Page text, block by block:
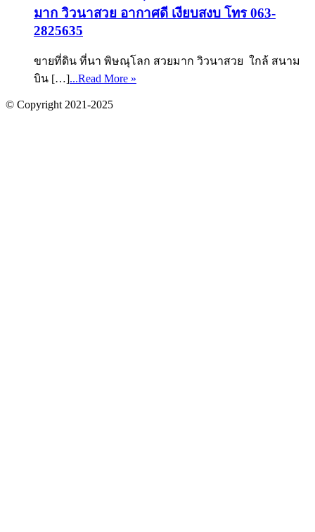
มาก วิวนาสวย อากาศดี เงียบสงบ โทร 063-
2825635
ขายที่ดิน ที่นา พิษณุโลก สวยมาก วิวนาสวย ใกล้ สนาม
บิน […]...Read More »
© Copyright 2021-2025